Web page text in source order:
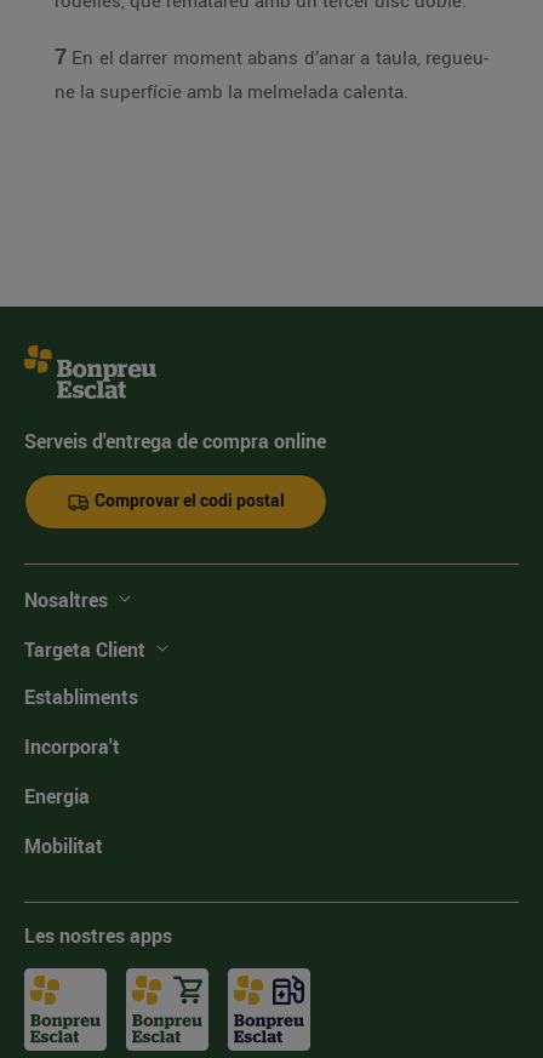
7 En el darrer moment abans d’anar a taula, regueu-
ne la superfície amb la melmelada calenta.
Serveis d'entrega de compra online
Comprovar el codi postal
Nosaltres
Targeta Client
Establiments
Incorpora't
Energia
Mobilitat
Les nostres apps